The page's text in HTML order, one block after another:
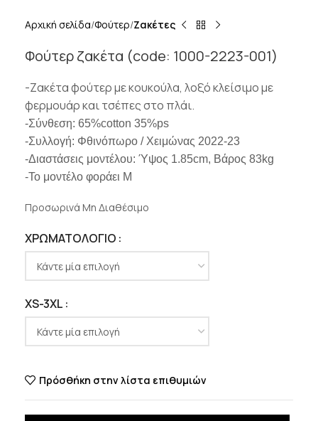
Αρχική σελίδα Φούτερ Ζακέτες
Φούτερ ζακέτα (code: 1000-2223-001)
-Ζακέτα φούτερ με κουκούλα, λοξό κλείσιμο με
φερμουάρ και τσέπες στο πλάι.
-Σύνθεση: 65%cotton 35%ps
-Συλλογή: Φθινόπωρο / Χειμώνας 2022-23
-Διαστάσεις μοντέλου: Ύψος 1.85cm, Βάρος 83kg
-Το μοντέλο φοράει M
Προσωρινά Μη Διαθέσιμο
ΧΡΩΜΑΤΟΛΌΓΙΟ
XS-3XL
Πρόσθήκη στην λίστα επιθυμιών